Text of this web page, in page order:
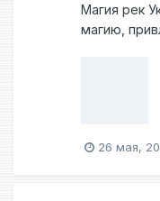
Магия рек
магию,
позволяют
26 мая,